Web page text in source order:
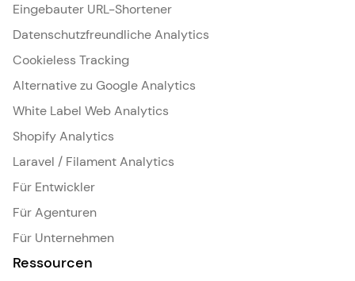
Eingebauter URL-Shortener
Datenschutzfreundliche Analytics
Cookieless Tracking
Alternative zu Google Analytics
White Label Web Analytics
Shopify Analytics
Laravel / Filament Analytics
Für Entwickler
Für Agenturen
Für Unternehmen
Ressourcen